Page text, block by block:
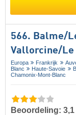
566. Balme/​
Vallorcine/​Le
Europa Frankrijk
Blanc
Haute-Savoie
Chamonix-Mont-Blanc
Beoordeling: